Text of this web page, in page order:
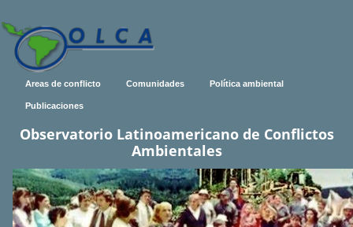
Areas de conflicto Comunidades Política ambiental
Publicaciones
Observatorio Latinoamericano de Conflictos
Ambientales